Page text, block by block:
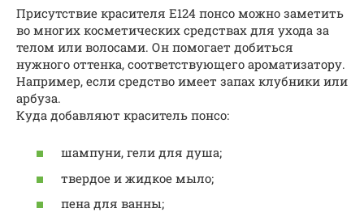
Присутствие красителя Е124 понсо можно заметить
во многих косметических средствах для ухода за
телом или волосами. Он помогает добиться
нужного оттенка, соответствующего ароматизатору.
Например, если средство имеет запах клубники или
арбуза.
Куда добавляют краситель понсо:
шампуни, гели для душа;
твердое и жидкое мыло;
пена для ванны;